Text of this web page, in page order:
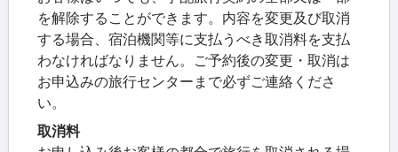
を解除することができます。内容を変更及び取消
する場合、宿泊機関等に支払うべき取消料を支払
わなければなりません。ご予約後の変更・取消は
お申込みの旅行センターまで必ずご連絡くださ
い。
取消料